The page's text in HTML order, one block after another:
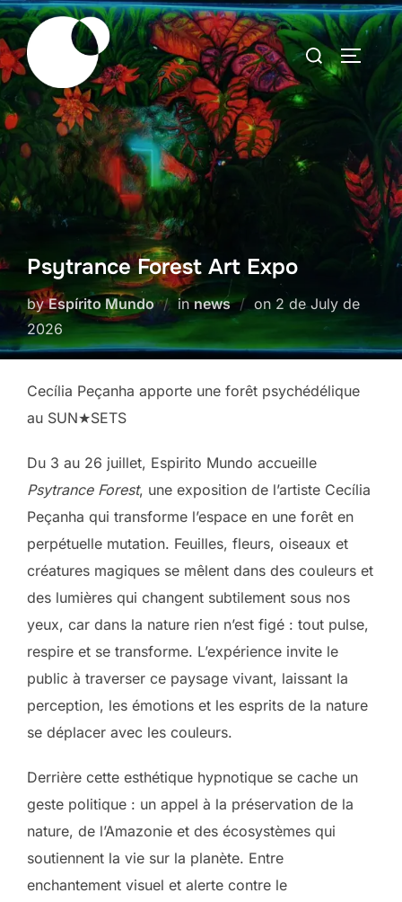
Skip
to
content
Search
for:
Psytrance Forest Art Expo
byEspírito Mundo innews on Posted
2 de July de
2026
Cecília Peçanha apporte une forêt psychédélique
au SUN★SETS
Du 3 au 26 juillet, Espirito Mundo accueille
Psytrance Forest, une exposition de l’artiste Cecília
Peçanha qui transforme l’espace en une forêt en
perpétuelle mutation. Feuilles, fleurs, oiseaux et
créatures magiques se mêlent dans des couleurs et
des lumières qui changent subtilement sous nos
yeux, car dans la nature rien n’est figé : tout pulse,
respire et se transforme. L’expérience invite le
public à traverser ce paysage vivant, laissant la
perception, les émotions et les esprits de la nature
se déplacer avec les couleurs.
Derrière cette esthétique hypnotique se cache un
geste politique : un appel à la préservation de la
nature, de l’Amazonie et des écosystèmes qui
soutiennent la vie sur la planète. Entre
enchantement visuel et alerte contre le